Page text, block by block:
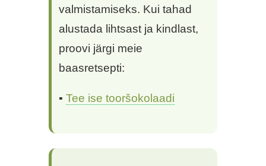
valmistamiseks. Kui tahad
alustada lihtsast ja kindlast,
proovi järgi meie
baasretsepti:
▪ Tee ise tooršokolaadi